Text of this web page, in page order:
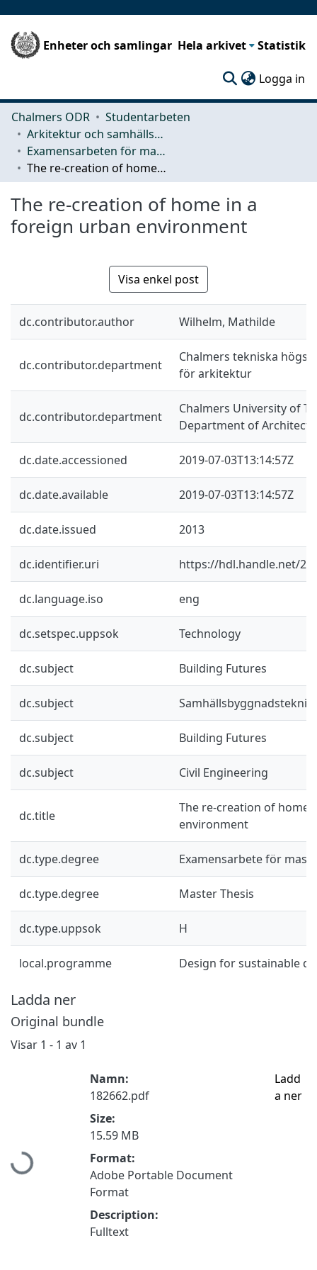
Enheter och samlingar Hela arkivet Statistik
Logga in
Chalmers ODR
Studentarbeten
Arkitektur och samhällsbyggnadsteknik (ACE)
Examensarbeten för masterexamen
The re-creation of home in a foreign urban environment
The re-creation of home in a
foreign urban environment
Visa enkel post
dc.contributor.author Wilhelm, Mathilde
dc.contributor.department
Chalmers tekniska
för arkitektur
dc.contributor.department
Chalmers University of
Department of
dc.date.accessioned 2019-07-03T13:14:57Z
dc.date.available 2019-07-03T13:14:57Z
dc.date.issued 2013
dc.identifier.uri https://hdl.handle.net/
dc.language.iso eng
dc.setspec.uppsok Technology
dc.subject Building Futures
dc.subject Samhällsbyggnadsteknik
dc.subject Building Futures
dc.subject Civil Engineering
dc.title
The re-creation of home
environment
dc.type.degree Examensarbete för
dc.type.degree Master Thesis
dc.type.uppsok H
local.programme Design for sustainable
Ladda ner
Original bundle
Visar 1 - 1 av 1
Hämtar...
Namn:
182662.pdf
Size:
15.59 MB
Format:
Adobe Portable Document
Format
Description:
Fulltext
Ladd
a ner